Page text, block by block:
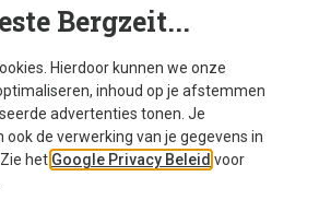
Bergzeit...
Hierdoor kunnen we onze
inhoud op je afstemmen
advertenties tonen. Je
de verwerking van je gegevens in
het Google Privacy Beleid voor